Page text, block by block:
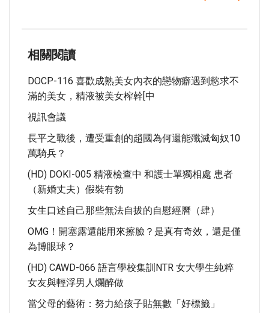
相關閱讀
DOCP-116 喜歡成熟美女內衣的戀物癖遇到慾求不
滿的美女，精液被美女榨幹[中
視訊會議
長平之戰後，遭受重創的趙國為何還能殲滅匈奴10
萬騎兵？
(HD) DOKI-005 精液檢查中 和護士單獨相處 患者
（新婚丈夫）假裝有勃
女生口述自己那些無法自拔的自慰經曆（肆）
OMG！開塞露還能用來擦臉？是真有奇效，還是僅
為博眼球？
(HD) CAWD-066 語言學校集訓NTR 女大學生純粹
女友與輕浮男人爛醉做
當父母的藝術：努力給孩子貼無數「好標籤」